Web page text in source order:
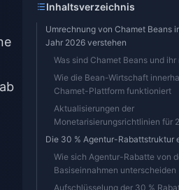
bearbeitet.
Inhaltsverzeichnis
Umrechnung von Chamet Beans
Jahr 2026 verstehen
Was sind Chamet Beans und ihr
Wie die Bean-Wirtschaft
Chamet-Plattform funktioniert
Aktualisierungen der
Monetarisierungsrichtlinien für
Die 30 % Agentur-Rabattstruktur
Wie sich Agentur-Rabatte von
Basiseinnahmen unterscheiden
Aufschlüsselung der 30 %